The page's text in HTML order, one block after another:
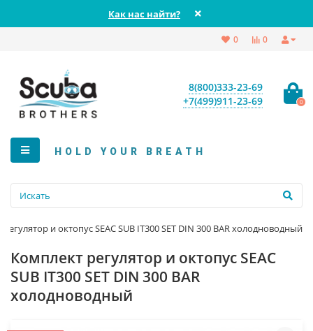
Как нас найти?
0
0
8(800)333-23-69
+7(499)911-23-69
0
HOLD YOUR BREATH
и октопус SEAC SUB IT300 SET DIN 300 BAR холодноводный
Комплект регулятор и октопус SEAC
SUB IT300 SET DIN 300 BAR
холодноводный